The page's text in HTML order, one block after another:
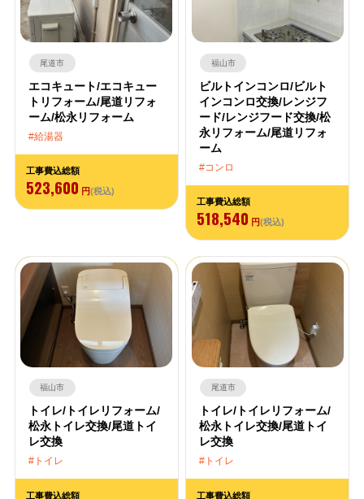
尾道市
エコキュート/エコキュー
トリフォーム/尾道リフォ
ーム/松永リフォーム
給湯器
工事費込総額
523,600 円(税込)
福山市
ビルトインコンロ/ビルト
インコンロ交換/レンジフ
ード/レンジフード交換/松
永リフォーム/尾道リフォ
ーム
コンロ
工事費込総額
518,540 円(税込)
福山市
トイレ/トイレリフォーム/
松永トイレ交換/尾道トイ
レ交換
トイレ
工事費込総額
尾道市
トイレ/トイレリフォーム/
松永トイレ交換/尾道トイ
レ交換
トイレ
工事費込総額